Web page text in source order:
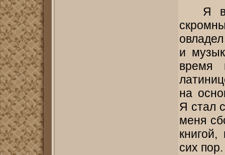
Я
и
время
на
Я стал
меня
сих пор.